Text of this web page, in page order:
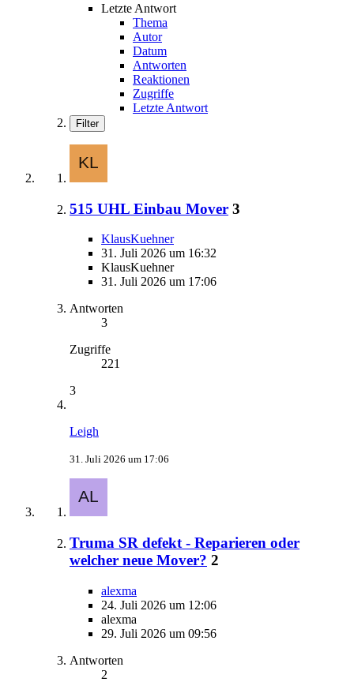
Letzte Antwort
Thema
Autor
Datum
Antworten
Reaktionen
Zugriffe
Letzte Antwort
Filter
515 UHL Einbau Mover 3
KlausKuehner
31. Juli 2026 um 16:32
KlausKuehner
31. Juli 2026 um 17:06
Antworten
3
Zugriffe
221
3
Leigh
31. Juli 2026 um 17:06
Truma SR defekt - Reparieren oder
welcher neue Mover? 2
alexma
24. Juli 2026 um 12:06
alexma
29. Juli 2026 um 09:56
Antworten
2